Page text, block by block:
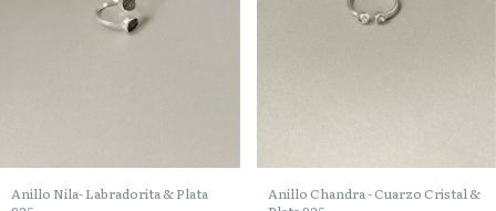
Anillo Nila- Labradorita & Plata
Anillo Chandra - Cuarzo Cristal &